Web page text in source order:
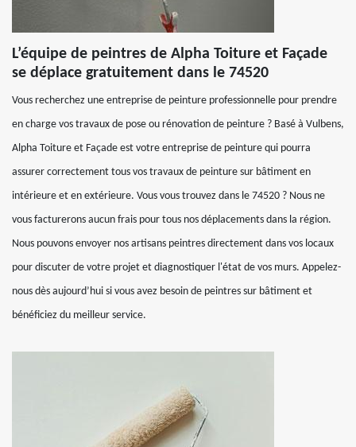
L’équipe de peintres de Alpha Toiture et Façade
se déplace gratuitement dans le 74520
Vous recherchez une entreprise de peinture professionnelle pour prendre
en charge vos travaux de pose ou rénovation de peinture ? Basé à Vulbens,
Alpha Toiture et Façade est votre entreprise de peinture qui pourra
assurer correctement tous vos travaux de peinture sur bâtiment en
intérieure et en extérieure. Vous vous trouvez dans le 74520 ? Nous ne
vous facturerons aucun frais pour tous nos déplacements dans la région.
Nous pouvons envoyer nos artisans peintres directement dans vos locaux
pour discuter de votre projet et diagnostiquer l'état de vos murs. Appelez-
nous dès aujourd’hui si vous avez besoin de peintres sur bâtiment et
bénéficiez du meilleur service.